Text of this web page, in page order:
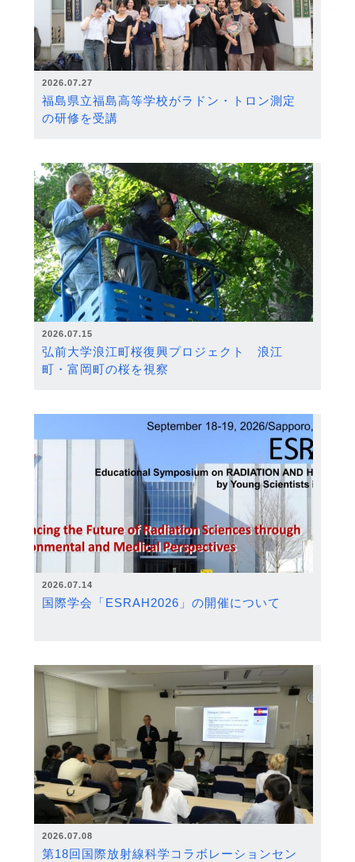
2026.07.27
福島県立福島高等学校がラドン・トロン測定
の研修を受講
2026.07.15
弘前大学浪江町桜復興プロジェクト 浪江
町・富岡町の桜を視察
2026.07.14
国際学会「ESRAH2026」の開催について
2026.07.08
第18回国際放射線科学コラボレーションセン